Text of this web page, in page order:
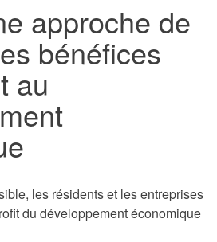
approche de
bénéfices
au
les résidents et les entreprises
du développement économique